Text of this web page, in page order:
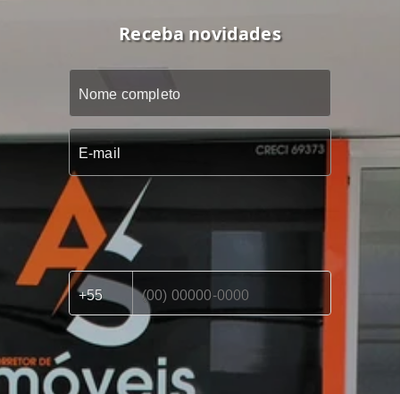
Receba novidades